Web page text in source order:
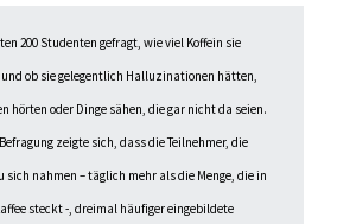
200 Studenten gefragt, wie viel Koffein sie
ob sie gelegentlich Halluzinationen hätten,
hörten oder Dinge sähen, die gar nicht da seien.
zeigte sich, dass die Teilnehmer, die
sich nahmen – täglich mehr als die Menge, die in
steckt -, dreimal häufiger eingebildete